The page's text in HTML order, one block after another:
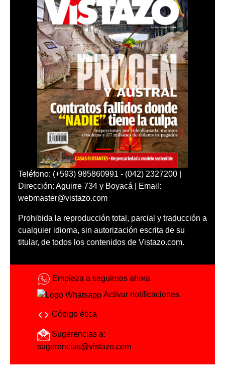
Teléfono: (+593) 985860991 - (042) 2327200 |
Dirección: Aguirre 734 y Boyacá | Email:
webmaster@vistazo.com
Prohibida la reproducción total, parcial y traducción a
cualquier idioma, sin autorización escrita de su
titular, de todos los contenidos de Vistazo.com.
Empieza a seguirnos ahora
Activar notificaciones
Código ética
Sugerencias a:
sugerencias@vistazo.com